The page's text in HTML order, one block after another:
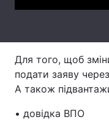
Для того, щоб
подати заяву
А також
• довідка ВПО